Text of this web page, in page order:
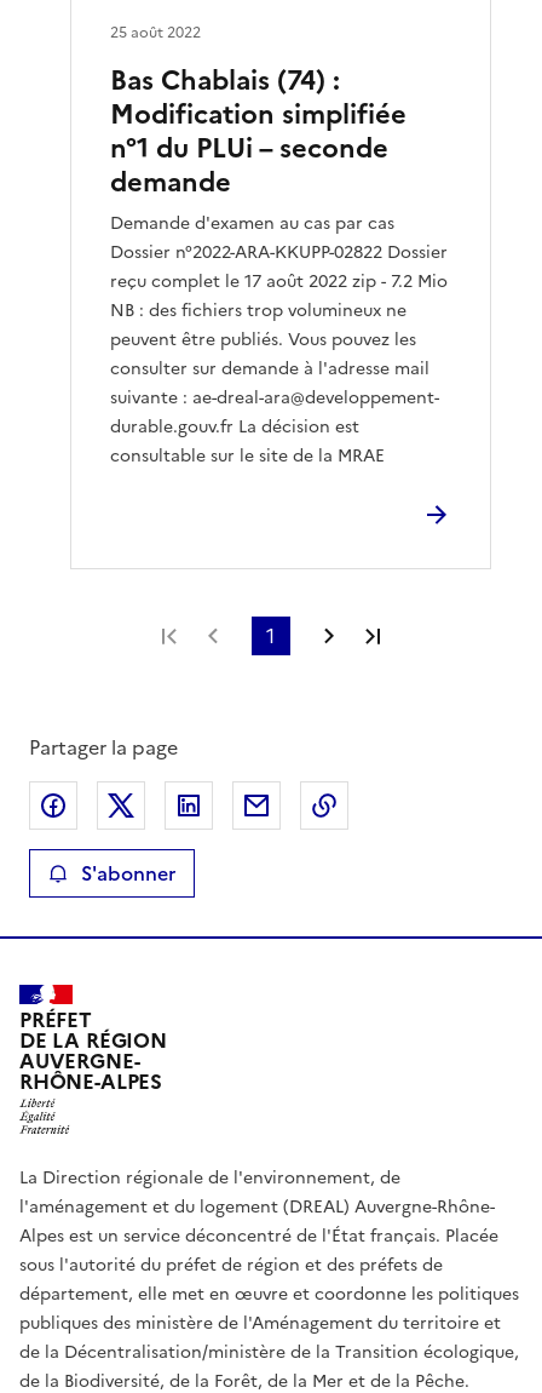
Bas Chablais (74) :
Modification simplifiée
n°1 du PLUi – seconde
demande
Demande d'examen au cas par cas
Dossier n°2022-ARA-KKUPP-02822 Dossier
reçu complet le 17 août 2022 zip - 7.2 Mio
NB : des fichiers trop volumineux ne
peuvent être publiés. Vous pouvez les
consulter sur demande à l'adresse mail
suivante : ae-dreal-ara@developpement-
durable.gouv.fr La décision est
consultable sur le site de la MRAE
25 août 2022
Première page
Page précédente
1 Page suivante
Partager la page
Partager sur Facebook
Partager sur XPartager sur LinkedIn
Partager par email
S'abonner
PRÉFET
DE LA RÉGION
AUVERGNE-
RHÔNE-ALPES
La Direction régionale de l'environnement, de
l'aménagement et du logement (DREAL) Auvergne-Rhône-
Alpes est un service déconcentré de l'État français. Placée
sous l'autorité du préfet de région et des préfets de
département, elle met en œuvre et coordonne les politiques
publiques des ministère de l'Aménagement du territoire et
de la Décentralisation/ministère de la Transition écologique,
de la Biodiversité, de la Forêt, de la Mer et de la Pêche.